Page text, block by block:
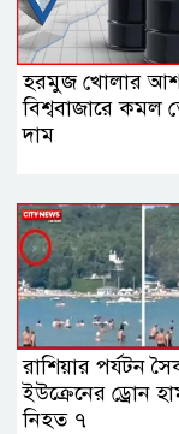
হরমুজ খোলার
বিশ্ববাজারে কমল
দাম
রাশিয়ার পর্যটন
ইউক্রেনের ড্রোন
নিহত ৭